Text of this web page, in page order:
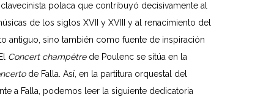
clavecinista polaca que contribuyó decisivamente al
de los siglos XVII y XVIII y al renacimiento del
antiguo, sino también como fuente de inspiración
Concert champêtrede Poulenc se sitúa en la
de Falla. Así, en la partitura orquestal del
a Falla, podemos leer la siguiente dedicatoria